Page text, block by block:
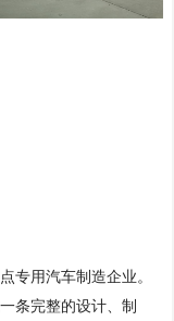
用汽车制造企业。
条完整的设计、制